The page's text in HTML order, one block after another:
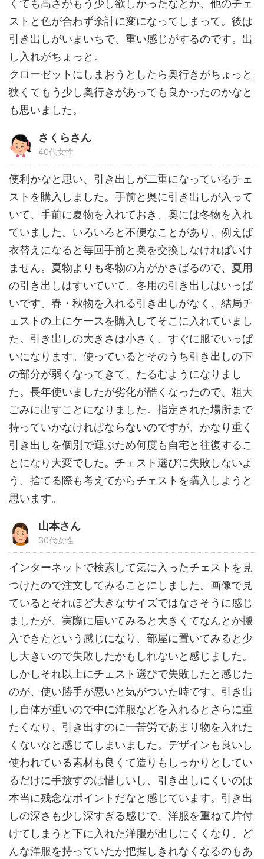
くても高さがもう少し欲しかったなとか、他のチェ
ストと色が合わず余計に変になってしまって。後は
引き出しがいまいちで、重い感じがするのです。出
し入れがちょっと。
クローゼットにしまおうとしたら奥行きがちょっと
狭くてもう少し奥行きがあっても良かったのかなと
も思いました。
さくらさん
40代女性
便利かなと思い、引き出しが二重になっているチェ
ストを購入しました。手前と奥に引き出しが入って
いて、手前に夏物を入れておき、奥には冬物を入れ
ていました。いろいろと不便なことがあり、例えば
衣替えになると毎回手前と奥を交換しなければいけ
ません。夏物よりも冬物の方がかさばるので、夏用
の引き出しはすいていて、冬用の引き出しはいっぱ
いです。春・秋物を入れる引き出しがなく、結局チ
ェストの上にケースを購入してそこに入れていまし
た。引き出しの大きさは小さく、すぐに服でいっぱ
いになります。使っているとそのうち引き出しの下
の部分が弱くなってきて、たるむようになりまし
た。長年使いましたが劣化が酷くなったので、粗大
ごみに出すことになりました。指定された場所まで
持っていかなければならないのですが、かなり重く
引き出しを個別で運ぶため何度も自宅と往復するこ
とになり大変でした。チェスト選びに失敗しないよ
う、捨てる際も考えてからチェストを購入しようと
思います。
山本さん
30代女性
インターネットで検索して気に入ったチェストを見
つけたので注文してみることにしました。画像で見
ているとそれほど大きなサイズではなさそうに感じ
ましたが、実際に届いてみると大きくてなんとか搬
入できたという感じになり、部屋に置いてみると少
し大きいので失敗したかもしれないと感じました。
しかしそれ以上にチェスト選びで失敗したと感じた
のが、使い勝手が悪いと気がついた時です。引き出
し自体が重いので中に洋服などを入れるとさらに重
たくなり、引き出すのに一苦労であまり物を入れた
くないなと感じてしまいました。デザインも良いし
使われている素材も良くて造りもしっかりとしてい
るだけに手放すのは惜しいし、引き出しにくいのは
本当に残念なポイントだなと感じています。引き出
しの深さも少し深すぎる感じで、洋服を重ねて片付
けてしまうと下に入れた洋服が出しにくくなり、ど
んな洋服を持っていたか把握しきれなくなるのもあ